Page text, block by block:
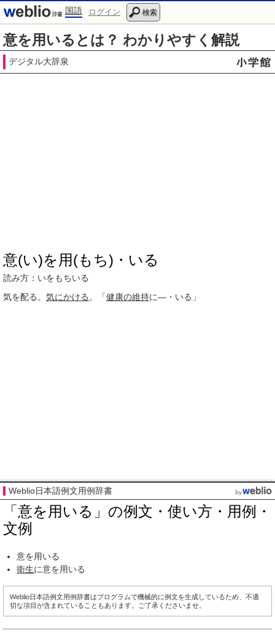
国語 ログイン 検索
意を用いるとは？ わかりやすく解説
デジタル大辞泉
意(い)を用(もち)・いる
読み方：いをもちいる
気を配る。 気にかける 。「健康の維持に―・いる」
Weblio日本語例文用例辞書
「意を用いる」の例文・使い方・用例・
文例
意を用いる
衛生に意を用いる
Weblio日本語例文用例辞書はプログラムで機械的に例文を生成しているため、不適
切な項目が含まれていることもあります。ご了承くださいませ。